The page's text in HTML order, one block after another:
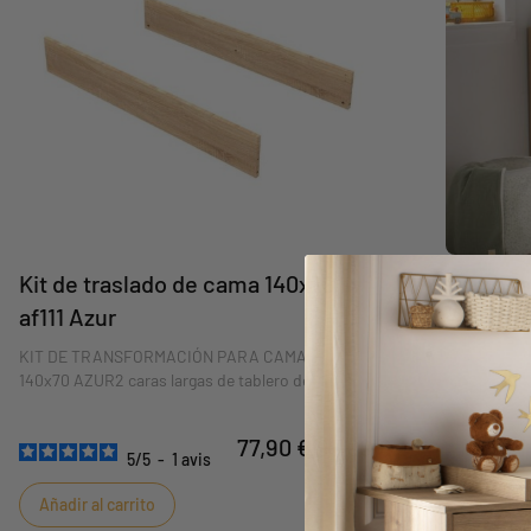
Kit de traslado de cama 140x70.
af111 Azur
KIT DE TRANSFORMACIÓN PARA CAMA GRANDE
140x70 AZUR2 caras largas de tablero de
5/5 - 1 avis 77,90 € 95,00 €
Añadir al carrito
Cómoda
de la
atemporal
La
el gran
Añadir